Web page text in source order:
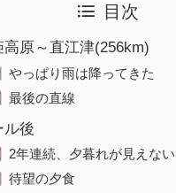
目次
高原～直江津(256km)
やっぱり雨は降ってきた
最後の直線
ル後
2年連続、夕暮れが見えない
待望の夕食